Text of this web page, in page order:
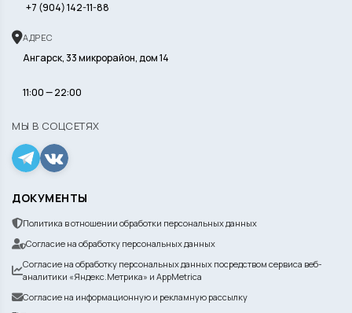
+7 (904) 142-11-88
АДРЕС
Ангарск, 33 микрорайон, дом 14
11:00 — 22:00
МЫ В СОЦСЕТЯХ
ДОКУМЕНТЫ
Политика в отношении обработки персональных данных
Согласие на обработку персональных данных
Согласие на обработку персональных данных посредством сервиса веб-
аналитики «Яндекс.Метрика» и AppMetrica
Согласие на информационную и рекламную рассылку